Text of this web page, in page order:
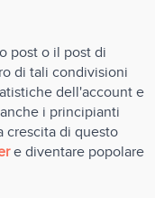
post o il post di
di tali condivisioni
dell'account e
i principianti
crescita di questo
e diventare popolare